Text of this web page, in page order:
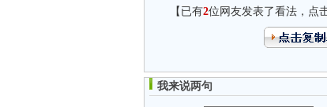
【已有2位网友发表了看法，点
我来说两句